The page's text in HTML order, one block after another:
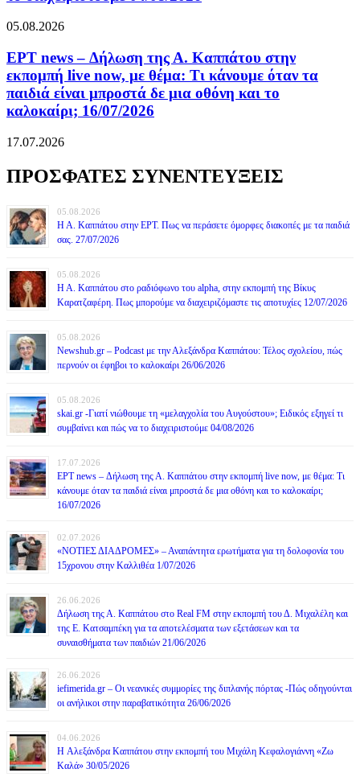
05.08.2026
ΕΡΤ news – Δήλωση της Α. Καππάτου στην
εκπομπή live now, με θέμα: Τι κάνουμε όταν τα
παιδιά είναι μπροστά δε μια οθόνη και το
καλοκαίρι; 16/07/2026
17.07.2026
ΠΡΟΣΦΑΤΕΣ ΣΥΝΕΝΤΕΥΞΕΙΣ
05.08.2026
Η Α. Καππάτου στην ΕΡΤ. Πως να περάσετε όμορφες διακοπές με τα παιδιά
σας. 27/07/2026
05.08.2026
Η Α. Καππάτου στο ραδιόφωνο του alpha, στην εκπομπή της Βίκυς
Καρατζαφέρη. Πως μπορούμε να διαχειριζόμαστε τις αποτυχίες 12/07/2026
05.08.2026
Newshub.gr – Podcast με την Αλεξάνδρα Καππάτου: Τέλος σχολείου, πώς
περνούν οι έφηβοι το καλοκαίρι 26/06/2026
05.08.2026
skai.gr -Γιατί νιώθουμε τη «μελαγχολία του Αυγούστου»; Ειδικός εξηγεί τι
συμβαίνει και πώς να το διαχειριστούμε 04/08/2026
17.07.2026
ΕΡΤ news – Δήλωση της Α. Καππάτου στην εκπομπή live now, με θέμα: Τι
κάνουμε όταν τα παιδιά είναι μπροστά δε μια οθόνη και το καλοκαίρι;
16/07/2026
02.07.2026
«ΝΟΤΙΕΣ ΔΙΑΔΡΟΜΕΣ» – Αναπάντητα ερωτήματα για τη δολοφονία του
15χρονου στην Καλλιθέα 1/07/2026
26.06.2026
Δήλωση της Α. Καππάτου στο Real FM στην εκπομπή του Δ. Μιχαλέλη και
της Ε. Κατσαμπέκη για τα αποτελέσματα των εξετάσεων και τα
συναισθήματα των παιδιών 21/06/2026
26.06.2026
iefimerida.gr – Οι νεανικές συμμορίες της διπλανής πόρτας -Πώς οδηγούνται
οι ανήλικοι στην παραβατικότητα 26/06/2026
04.06.2026
H Αλεξάνδρα Καππάτου στην εκπομπή του Μιχάλη Κεφαλογιάννη «Ζω
Καλά» 30/05/2026